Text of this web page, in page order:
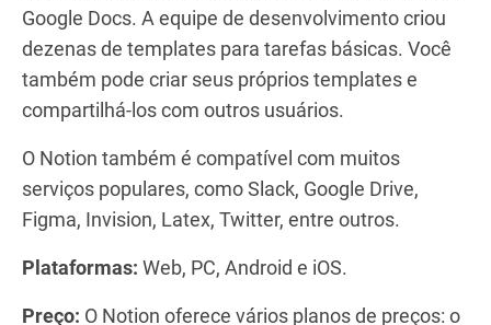
Google Docs. A equipe de desenvolvimento criou
dezenas de templates para tarefas básicas. Você
também pode criar seus próprios templates e
compartilhá-los com outros usuários.
O Notion também é compatível com muitos
serviços populares, como Slack, Google Drive,
Figma, Invision, Latex, Twitter, entre outros.
Plataformas: Web, PC, Android e iOS.
Preço: O Notion oferece vários planos de preços: o